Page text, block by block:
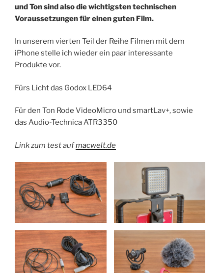
und Ton sind also die wichtigsten technischen
Voraussetzungen für einen guten Film.
In unserem vierten Teil der Reihe Filmen mit dem
iPhone stelle ich wieder ein paar interessante
Produkte vor.
Fürs Licht das Godox LED64
Für den Ton Rode VideoMicro und smartLav+, sowie
das Audio-Technica ATR3350
Link zum test aufmacwelt.de